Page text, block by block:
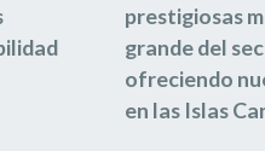
prestigiosas
grande del
ofreciendo
en las Islas